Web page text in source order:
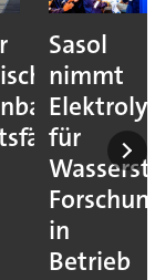
Sasol
nimmt
für
in
Betrieb